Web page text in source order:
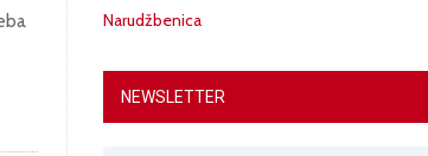
Narudžbenica
NEWSLETTER